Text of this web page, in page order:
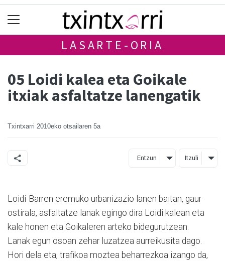
LASARTE-ORIA
05 Loidi kalea eta Goikale
itxiak asfaltatze lanengatik
Txintxarri 2010eko otsailaren 5a
Entzun Itzuli
Loidi-Barren eremuko urbanizazio lanen baitan, gaur
ostirala, asfaltatze lanak egingo dira Loidi kalean eta
kale honen eta Goikaleren arteko bidegurutzean.
Lanak egun osoan zehar luzatzea aurreikusita dago.
Hori dela eta, trafikoa moztea beharrezkoa izango da,